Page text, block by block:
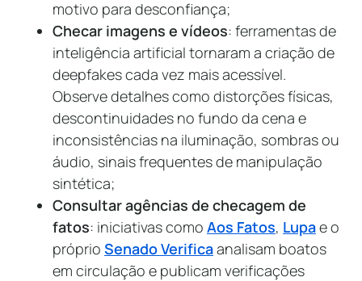
motivo para desconfiança;
Checar imagens e vídeos: ferramentas de
inteligência artificial tornaram a criação de
deepfakes cada vez mais acessível.
Observe detalhes como distorções físicas,
descontinuidades no fundo da cena e
inconsistências na iluminação, sombras ou
áudio, sinais frequentes de manipulação
sintética;
Consultar agências de checagem de
fatos: iniciativas como Aos Fatos, Lupae o
próprio Senado Verificaanalisam boatos
em circulação e publicam verificações